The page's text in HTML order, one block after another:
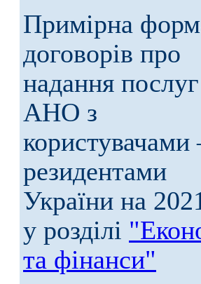
Примірна
договорів про
надання
АНО з
користувачами
резидентами
України на
у розділі
та фінанси"